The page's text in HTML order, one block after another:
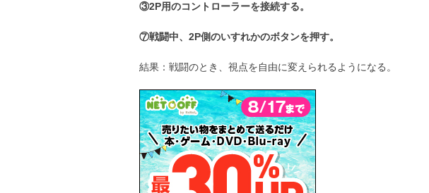
③2P用のコントローラーを接続する。
⑦戦闘中、2P側のいすれかのボタンを押す。
結果：戦闘のとき、視点を自由に変えられるようになる。